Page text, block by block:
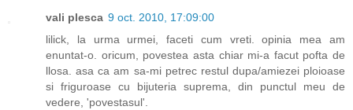
vali plesca 9 oct. 2010, 17:09:00
lilick, la urma urmei, faceti cum vreti. opinia mea am
enuntat-o. oricum, povestea asta chiar mi-a facut pofta de
llosa. asa ca am sa-mi petrec restul dupa/amiezei ploioase
si friguroase cu bijuteria suprema, din punctul meu de
vedere, 'povestasul'.